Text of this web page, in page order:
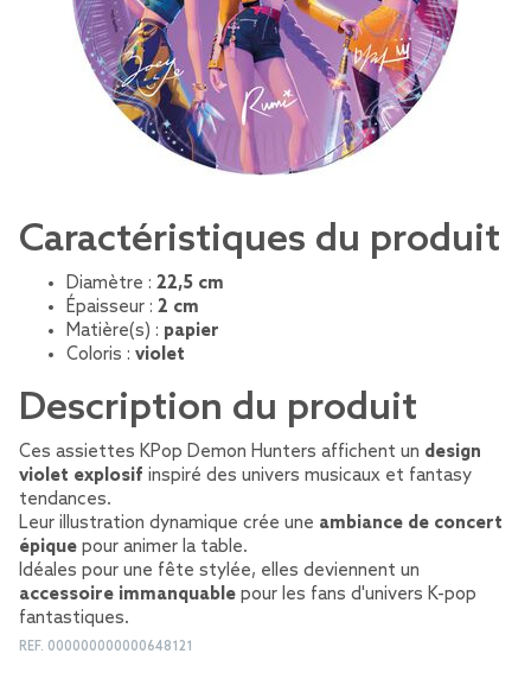
Caractéristiques du produit
Diamètre : 22,5 cm
Épaisseur : 2 cm
Matière(s) : papier
Coloris : violet
Description du produit
Ces assiettes KPop Demon Hunters affichent un design
violet explosif inspiré des univers musicaux et fantasy
tendances.
Leur illustration dynamique crée une ambiance de concert
épique pour animer la table.
Idéales pour une fête stylée, elles deviennent un
accessoire immanquable pour les fans d'univers K-pop
fantastiques.
REF. 000000000000648121